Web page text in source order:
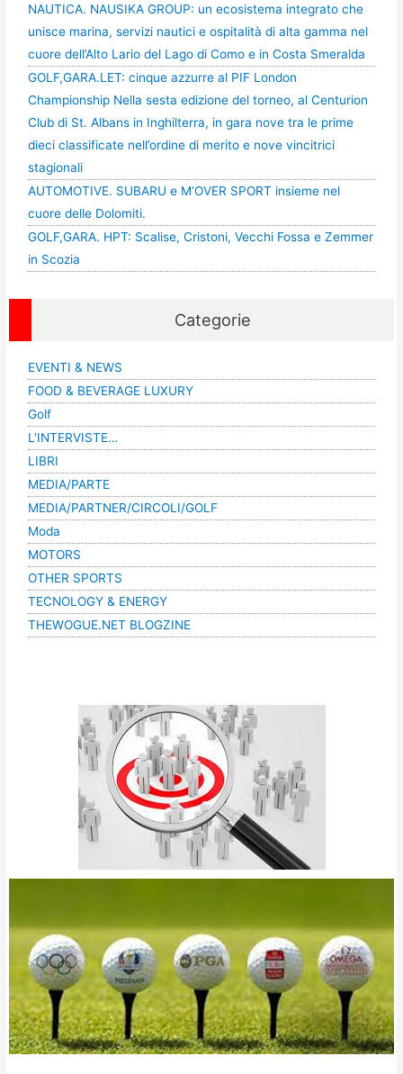
NAUTICA. NAUSIKA GROUP: un ecosistema integrato che
unisce marina, servizi nautici e ospitalità di alta gamma nel
cuore dell’Alto Lario del Lago di Como e in Costa Smeralda
GOLF,GARA.LET: cinque azzurre al PIF London
Championship Nella sesta edizione del torneo, al Centurion
Club di St. Albans in Inghilterra, in gara nove tra le prime
dieci classificate nell’ordine di merito e nove vincitrici
stagionali
AUTOMOTIVE. SUBARU e M’OVER SPORT insieme nel
cuore delle Dolomiti.
GOLF,GARA. HPT: Scalise, Cristoni, Vecchi Fossa e Zemmer
in Scozia
Categorie
EVENTI & NEWS
FOOD & BEVERAGE LUXURY
Golf
L'INTERVISTE…
LIBRI
MEDIA/PARTE
MEDIA/PARTNER/CIRCOLI/GOLF
Moda
MOTORS
OTHER SPORTS
TECNOLOGY & ENERGY
THEWOGUE.NET BLOGZINE